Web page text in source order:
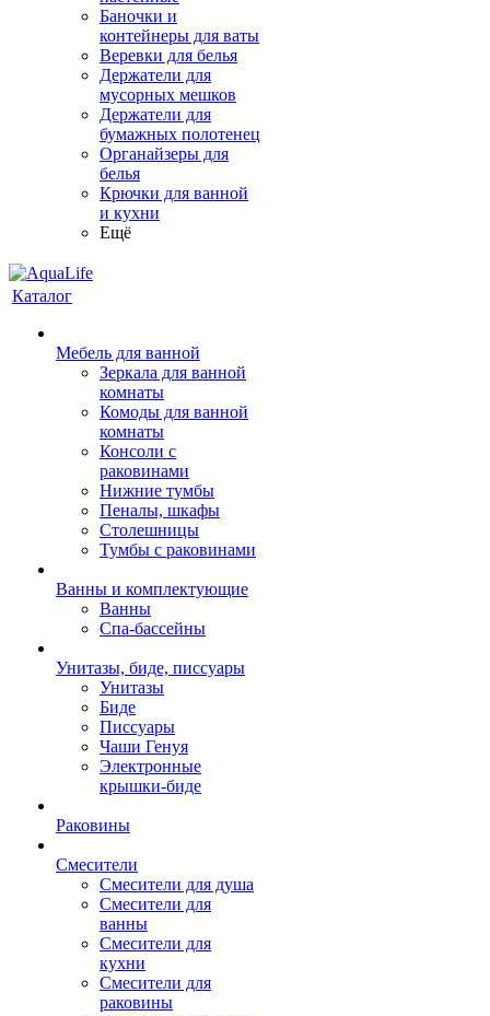
Баночки и
контейнеры для ваты
Веревки для белья
Держатели для
мусорных мешков
Держатели для
бумажных полотенец
Органайзеры для
белья
Крючки для ванной
и кухни
Ещё
Каталог
Мебель для ванной
Зеркала для ванной
комнаты
Комоды для ванной
комнаты
Консоли с
раковинами
Нижние тумбы
Пеналы, шкафы
Столешницы
Тумбы с раковинами
Ванны и комплектующие
Ванны
Спа-бассейны
Унитазы, биде, писсуары
Унитазы
Биде
Писсуары
Чаши Генуя
Электронные
крышки-биде
Раковины
Смесители
Смесители для душа
Смесители для
ванны
Смесители для
кухни
Смесители для
раковины